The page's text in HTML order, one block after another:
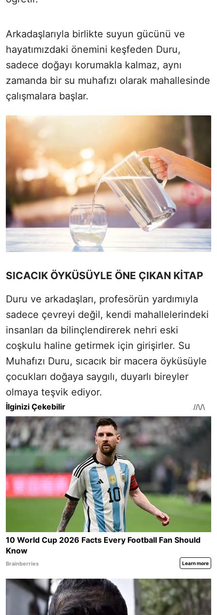
Arkadaşlarıyla birlikte suyun gücünü ve
hayatımızdaki önemini keşfeden Duru,
sadece doğayı korumakla kalmaz, aynı
zamanda bir su muhafızı olarak mahallesinde
çalışmalara başlar.
SICACIK ÖYKÜSÜYLE ÖNE ÇIKAN KİTAP
Duru ve arkadaşları, profesörün yardımıyla
sadece çevreyi değil, kendi mahallelerindeki
insanları da bilinçlendirerek nehri eski
coşkulu haline getirmek için girişirler. Su
Muhafızı Duru, sıcacık bir macera öyküsüyle
çocukları doğaya saygılı, duyarlı bireyler
olmaya teşvik ediyor.